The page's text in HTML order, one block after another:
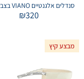
סנדלים אלגנטיים VIANO בצבע קרם
₪320
מבצע קיץ